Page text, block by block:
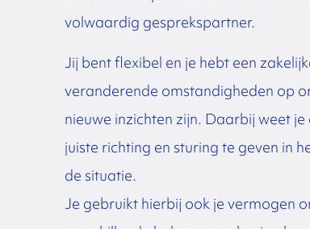
volwaardig gesprekspartner.
Jij bent flexibel en je hebt een
veranderende omstandigheden op
nieuwe inzichten zijn. Daarbij weet
juiste richting en sturing te geven in
de situatie.
Je gebruikt hierbij ook je vermogen